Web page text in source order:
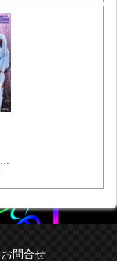
ダブルリーチ 『エステバリス隊』全機出撃!
お問合せ